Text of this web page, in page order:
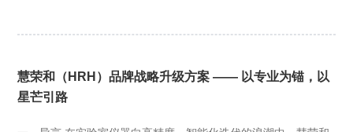
慧荣和（HRH）品牌战略升级方案 —— 以专业为锚，以
星芒引路